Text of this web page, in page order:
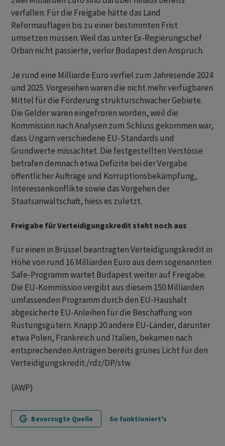
verfallen: Für die Freigabe hätte das Land
Reformauflagen bis zu einer bestimmten Frist
umsetzen müssen. Weil das unter Ex-Regierungschef
Orban nicht passierte, verlor Budapest den Anspruch.
Je rund eine Milliarde Euro verfiel zum Jahresende 2024
und 2025. Vorgesehen waren die nicht mehr verfügbaren
Mittel für die Förderung strukturschwacher Gebiete.
Die Gelder waren eingefroren worden, weil die
Kommission nach Analysen zum Schluss gekommen war,
dass Ungarn verschiedene EU-Standards und
Grundwerte missachtet. Die festgestellten Verstösse
betrafen demnach etwa Defizite bei der Vergabe
öffentlicher Aufträge und Korruptionsbekämpfung,
Interessenkonflikte sowie das Vorgehen der
Staatsanwaltschaft, hiess es zuletzt.
Freigabe für Verteidigungskredit steht noch aus
Für einen in Brüssel beantragten Verteidigungskredit in
Höhe von rund 16 Milliarden Euro aus dem sogenannten
Safe-Programm wartet Budapest weiter auf Freigabe.
Die EU-Kommission vergibt aus diesem 150 Milliarden
umfassenden Programm durch den EU-Haushalt
abgesicherte EU-Anleihen für die Beschaffung von
Rüstungsgütern. Knapp 20 andere EU-Länder, darunter
etwa Polen, Frankreich und Italien, bekamen nach
entsprechenden Anträgen bereits grünes Licht für den
Verteidigungskredit./rdz/DP/stw
(AWP)
Bevorzugte Quelle So funktioniert's